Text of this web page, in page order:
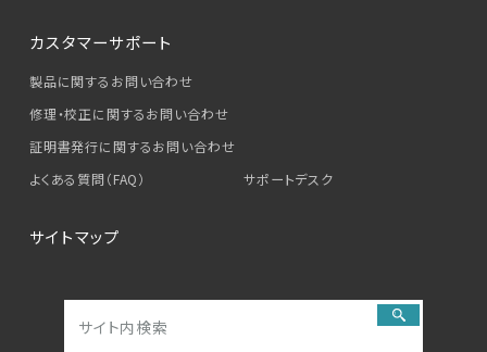
カスタマーサポート
製品に関するお問い合わせ
修理・校正に関するお問い合わせ
証明書発行に関するお問い合わせ
よくある質問（FAQ）
サポートデスク
サイトマップ